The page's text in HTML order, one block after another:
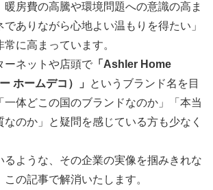
暖房費の高騰や環境問題への意識の高ま
でありながら心地よい温もりを得たい」
に高まっています。
ーネットや店頭で 「Ashler Home
ホームデコ）」
というブランド名を目
一体どこの国のブランドなのか」「本当
なのか」と疑問を感じている方も少なく
るような、その企業の実像を掴みきれな
の記事で解消いたします。